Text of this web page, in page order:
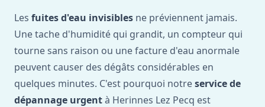
Les fuites d'eau invisibles ne préviennent jamais.
Une tache d'humidité qui grandit, un compteur qui
tourne sans raison ou une facture d'eau anormale
peuvent causer des dégâts considérables en
quelques minutes. C'est pourquoi notreservice de
dépannage urgentà Herinnes Lez Pecq est